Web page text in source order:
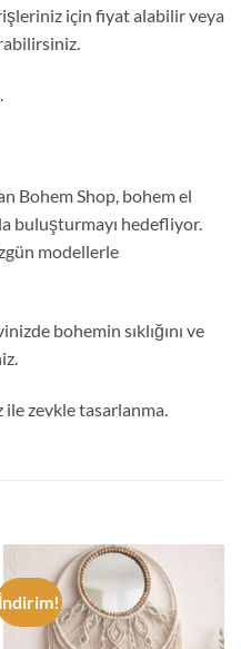
için fiyat alabilir veya
Bohem Shop, bohem el
buluşturmayı hedefliyor.
modellerle
bohemin sıklığını ve
zevkle tasarlanma.
İndirim!